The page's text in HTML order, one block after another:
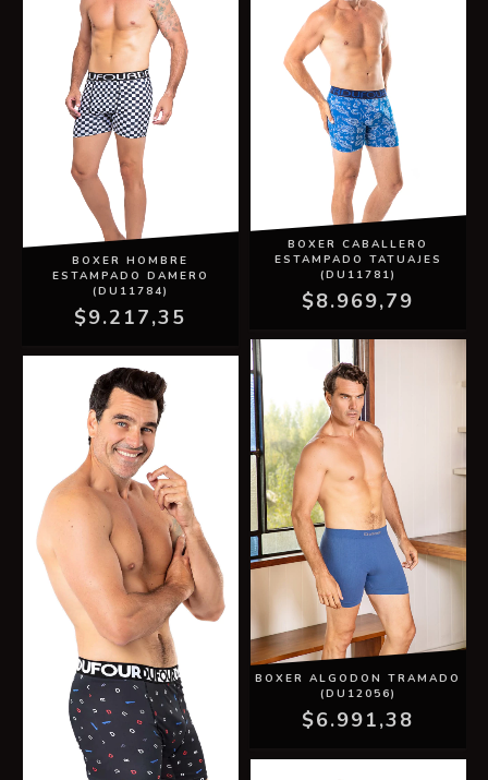
BOXER HOMBRE
ESTAMPADO DAMERO
(DU11784)
$9.217,35
BOXER CABALLERO
ESTAMPADO TATUAJES
(DU11781)
$8.969,79
BOXER ALGODON TRAMADO
(DU12056)
$6.991,38